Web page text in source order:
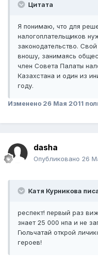
Цитата
Я понимаю, что для
налогоплательщиков
законодательство.
вношу, занимаясь
член Совета Палаты
Казахстана и один из
году.
Изменено 26 Мая 2011
dasha
Опубликовано 26
Катя Курникова
респект! первый раз
знает 25 000 нпа и не
Гюльчатай открой
героев!